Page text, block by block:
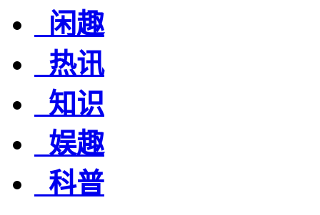
闲趣
热讯
知识
娱趣
科普